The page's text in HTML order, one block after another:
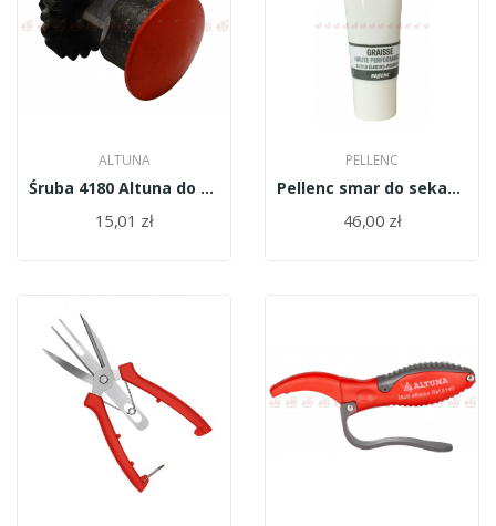
ALTUNA
Śruba 4180 Altuna do sekatora Altuna 40"
15,01 zł
PELLENC
Pellenc smar do sekatora 170812
46,00 zł